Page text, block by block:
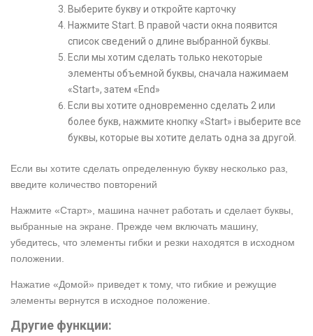
Выберите букву и откройте карточку
Нажмите Start. В правой части окна появится
список сведений о длине выбранной буквы.
Если мы хотим сделать только некоторые
элементы объемной буквы, сначала нажимаем
«Start», затем «End»
Если вы хотите одновременно сделать 2 или
более букв, нажмите кнопку «Start» i выберите все
буквы, которые вы хотите делать одна за другой.
Если вы хотите сделать определенную букву несколько раз,
введите количество повторений
Нажмите «Старт», машина начнет работать и сделает буквы,
выбранные на экране. Прежде чем включать машину,
убедитесь, что элементы гибки и резки находятся в исходном
положении.
Нажатие «Домой» приведет к тому, что гибкие и режущие
элементы вернутся в исходное положение.
Другие функции: